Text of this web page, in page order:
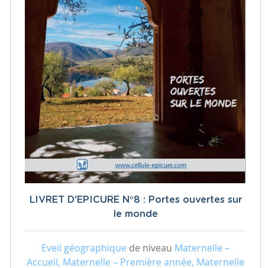
LIVRET D'EPICURE N°8 : Portes ouvertes sur
le monde
Eveil géographique de niveau Maternelle –
Accueil, Maternelle – Première année, Maternelle